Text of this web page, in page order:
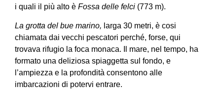
i quali il più alto è Fossa delle felci (773 m).
La grotta del bue marino, larga 30 metri, è cosi
chiamata dai vecchi pescatori perché, forse, qui
trovava rifugio la foca monaca. Il mare, nel tempo, ha
formato una deliziosa spiaggetta sul fondo, e
l’ampiezza e la profondità consentono alle
imbarcazioni di potervi entrare.